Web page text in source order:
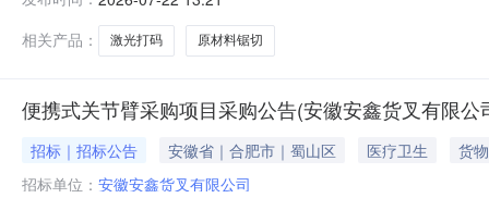
截止时间也延期至：2026年7月23日09时30分本延期公
相关产品：
激光打码 原材料锯切
便携式关节臂采购项目采购公告(安徽安鑫货叉有限公
招标｜招标公告 安徽省｜合肥市｜蜀山区 医疗卫生
货物
招标单位： 安徽安鑫货叉有限公司